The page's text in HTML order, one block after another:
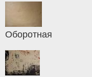
Оборотная